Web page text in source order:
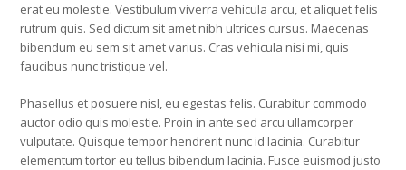
erat eu molestie. Vestibulum viverra vehicula arcu, et aliquet felis
rutrum quis. Sed dictum sit amet nibh ultrices cursus. Maecenas
bibendum eu sem sit amet varius. Cras vehicula nisi mi, quis
faucibus nunc tristique vel.
Phasellus et posuere nisl, eu egestas felis. Curabitur commodo
auctor odio quis molestie. Proin in ante sed arcu ullamcorper
vulputate. Quisque tempor hendrerit nunc id lacinia. Curabitur
elementum tortor eu tellus bibendum lacinia. Fusce euismod justo